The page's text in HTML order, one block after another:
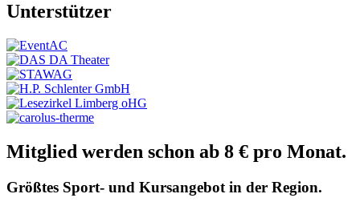
Unterstützer
Mitglied werden schon ab 8 € pro Monat.
Größtes Sport- und Kursangebot in der Region.